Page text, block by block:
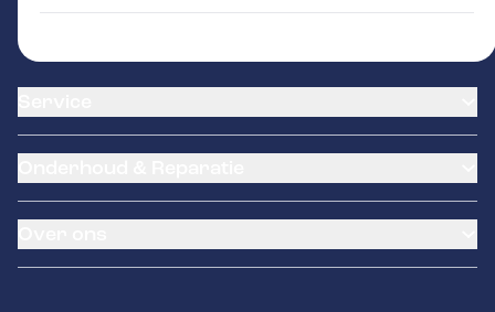
Banden service
Pechhulp
Schade en reparatie